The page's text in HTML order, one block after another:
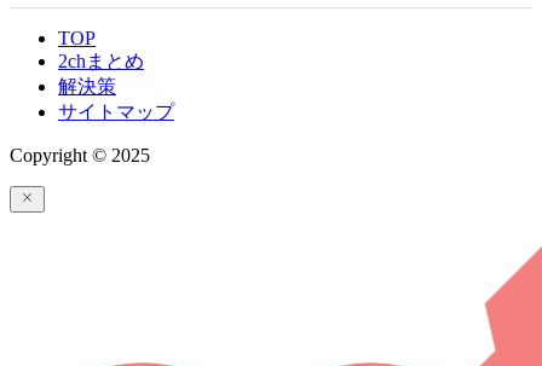
TOP
2chまとめ
解決策
サイトマップ
Copyright © 2025